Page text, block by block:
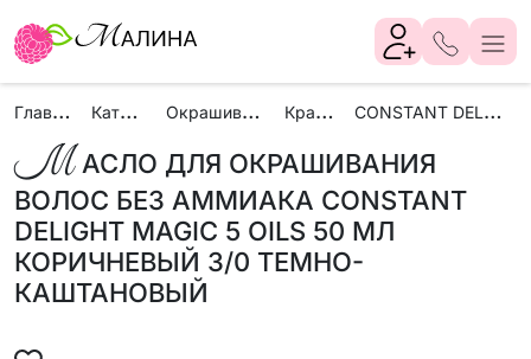
Г
лавная К
аталог О
крашивание К
раски C
ONSTANT DELIGHT
М АСЛО ДЛЯ ОКРАШИВАНИЯ
ВОЛОС БЕЗ АММИАКА CONSTANT
DELIGHT MAGIC 5 OILS 50 МЛ
КОРИЧНЕВЫЙ 3/0 ТЕМНО-
КАШТАНОВЫЙ